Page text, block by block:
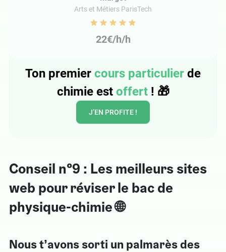
Arts et Métiers ParisTech
22€/h/h
Ton premier cours particulier de
chimie est offert! 🎁
J’EN PROFITE !
Conseil n°9 : Les meilleurs sites
web pour réviser le bac de
physique-chimie 🌐
Nous t’avons sorti un palmarès des